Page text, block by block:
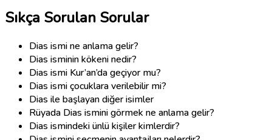
Sıkça Sorulan Sorular
Dias ismi ne anlama gelir?
Dias isminin kökeni nedir?
Dias ismi Kur’an’da geçiyor mu?
Dias ismi çocuklara verilebilir mi?
Dias ile başlayan diğer isimler
Rüyada Dias ismini görmek ne anlama gelir?
Dias ismindeki ünlü kişiler kimlerdir?